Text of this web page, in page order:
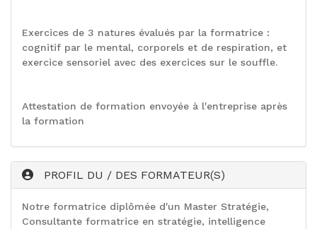
Exercices de 3 natures évalués par la formatrice :
cognitif par le mental, corporels et de respiration, et
exercice sensoriel avec des exercices sur le souffle.
Attestation de formation envoyée à l'entreprise après
la formation
PROFIL DU / DES FORMATEUR(S)
Notre formatrice diplômée d'un Master Stratégie,
Consultante formatrice en stratégie, intelligence